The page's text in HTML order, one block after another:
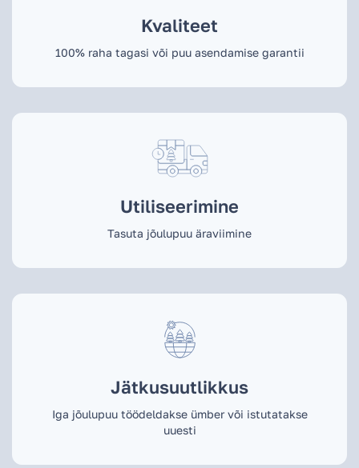
Kvaliteet
100% raha tagasi või puu asendamise garantii
Utiliseerimine
Tasuta jõulupuu äraviimine
Jätkusuutlikkus
Iga jõulupuu töödeldakse ümber või istutatakse
uuesti